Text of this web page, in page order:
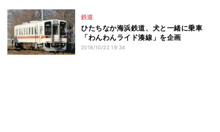
鉄道
ひたちなか海浜鉄道、犬と一緒に乗車
「わんわんライド湊線」を企画
2018/10/22 19:34